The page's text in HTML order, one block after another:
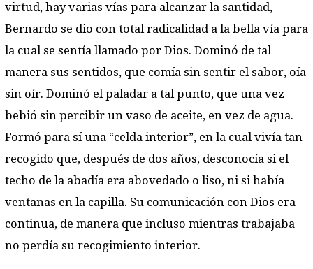
virtud, hay varias vías para alcanzar la santidad,
Bernardo se dio con total radicalidad a la bella vía para
la cual se sentía llamado por Dios. Dominó de tal
manera sus sentidos, que comía sin sentir el sabor, oía
sin oír. Dominó el paladar a tal punto, que una vez
bebió sin percibir un vaso de aceite, en vez de agua.
Formó para sí una “celda interior”, en la cual vivía tan
recogido que, después de dos años, desconocía si el
techo de la abadía era abovedado o liso, ni si había
ventanas en la capilla. Su comunicación con Dios era
continua, de manera que incluso mientras trabajaba
no perdía su recogimiento interior.